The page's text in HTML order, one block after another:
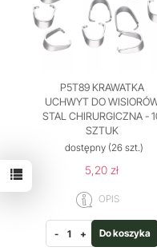
P5T89 KRAWATKA
UCHWYT DO
STAL CHIRURGICZNA -
SZTUK
dostępny(26 szt.)
5,20 zł
OPIS
- + Do koszyka